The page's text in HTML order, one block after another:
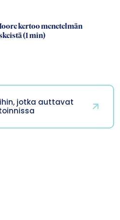
kertoo menetelmän
(1 min)
jotka auttavat